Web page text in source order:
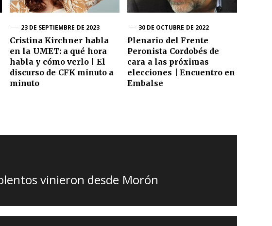
23 DE SEPTIEMBRE DE 2023
Cristina Kirchner habla
en la UMET: a qué hora
habla y cómo verlo | El
discurso de CFK minuto a
minuto
30 DE OCTUBRE DE 2022
Plenario del Frente
Peronista Cordobés de
cara a las próximas
elecciones | Encuentro en
Embalse
vinieron desde Morón